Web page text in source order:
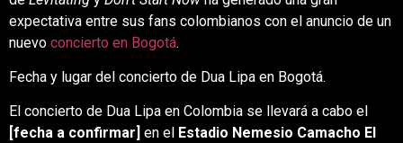
expectativa entre sus fans colombianos con el anuncio de un
nuevo concierto en Bogotá.
Fecha y lugar del concierto de Dua Lipa en Bogotá.
El concierto de Dua Lipa en Colombia se llevará a cabo el
[fecha a confirmar] en el Estadio Nemesio Camacho El